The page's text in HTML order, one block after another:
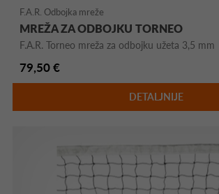
F.A.R. Odbojka mreže
MREŽA ZA ODBOJKU TORNEO
F.A.R. Torneo mreža za odbojku užeta 3,5 mm
79,50 €
DETALJNIJE